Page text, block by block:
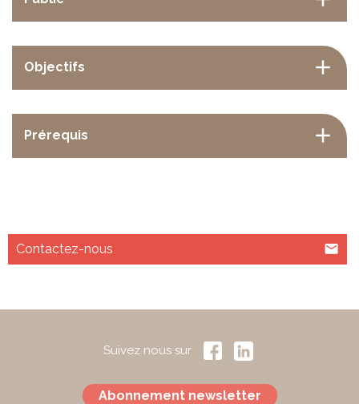
Objectifs
Prérequis
Contactez-nous
Suivez nous sur
Abonnement newsletter